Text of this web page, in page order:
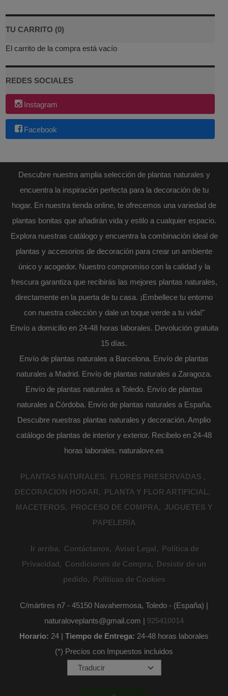
TU CARRITO (0)
El carrito de la compra está vacío
REDES SOCIALES
Instagram
Facebook
Descubre nuestra amplia selección de plantas naturales y
encuentra la inspiración perfecta para la decoración de tu
hogar. En nuestra tienda online, te ofrecemos una variedad de
plantas bonitas que añadirán vida y estilo a cualquier espacio.
Explora nuestras catálogo y encuentra la combinación ideal de
plantas y accesorios de decoración para crear un ambiente
único y acogedor. Nuestro compromiso con la calidad y la
frescura garantiza que recibirás las mejores plantas naturales,
directamente en la puerta de tu casa. ¡Embellece tu entorno
con nuestra colección y dale un toque verde a tu vida!"
Envío a domicilio en 24-48 horas laborales. Devolución gratuita
15 días.
Envío de plantas naturales a Barcelona. Envío de plantas
naturales a Madrid. Envío de plantas naturales a Zaragoza.
Envío de plantas naturales a Toledo. Envío de plantas
naturales a Córdoba. Envío de plantas naturales a España.
Descubre nuestras plantas naturales y decoración. Amplio
catálogo de plantas de interior y exterior. Recibelo en 24-48
horas laborales. naturalove.es
PLANTAS NATURALES
FLORES PRESERVADAS
DECORACION HOGAR
PLANTA Y FLOR ARTIFICIAL
MACETEROS
PROCESO DE COMPRA
JUGUETES Y
PAPELERÍA
Ir arriba Contáctanos Aviso Legal
Política de
Privacidad
Condiciones de Compra
Desistir de un
pedido
Políticas de Cookies
C/mártires n7 - 45150 Navahermosa, Toledo - (España) |
naturaloveplants@gmail.com | 925410014
Horario: 24 | Tiempo de Entrega: 24-48 horas laborales
(*) Precios con Impuestos incluidos